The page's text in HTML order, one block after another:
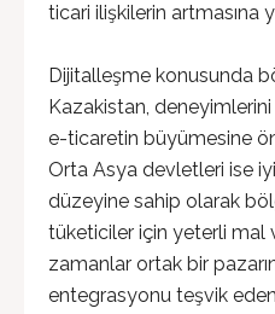
ticari ilişkilerin artmasına
Dijitalleşme konusunda
Kazakistan,
e-ticaretin büyümesine
Orta Asya devletleri ise
düzeyine sahip olarak
tüketiciler için yeterli mal
zamanlar ortak bir
entegrasyonu teşvik